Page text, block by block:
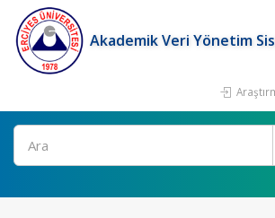
Akademik Veri Yönetim
Ara